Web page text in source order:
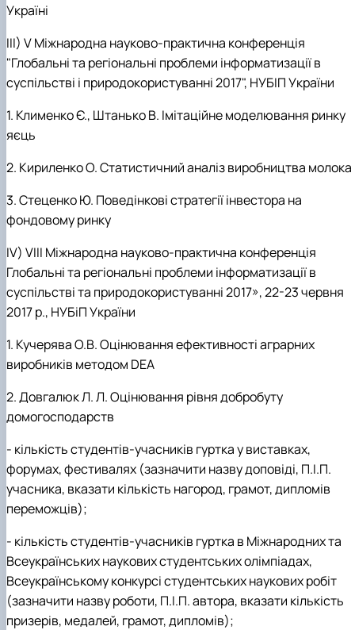
Україні
ІІІ) V Міжнародна науково-практична конференція
"Глобальні та регіональні проблеми інформатизації в
суспільстві і природокористуванні 2017", НУБІП України
1. Клименко Є., Штанько В. Імітаційне моделювання ринку
яєць
2. Кириленко О. Статистичний аналіз виробництва молока
3. Стеценко Ю. Поведінкові стратегії інвестора на
фондовому ринку
ІV) VІІІ Міжнародна науково-практична конференція
Глобальні та регіональні проблеми інформатизації в
суспільстві та природокористуванні 2017», 22-23 червня
2017 р., НУБіП України
1. Кучерява О.В. Оцінювання ефективності аграрних
виробників методом DEA
2. Довгалюк Л. Л. Оцінювання рівня добробуту
домогосподарств
- кількість студентів-учасників гуртка у виставках,
форумах, фестивалях (зазначити назву доповіді, П.І.П.
учасника, вказати кількість нагород, грамот, дипломів
переможців);
- кількість студентів-учасників гуртка в Міжнародних та
Всеукраїнських наукових студентських олімпіадах,
Всеукраїнському конкурсі студентських наукових робіт
(зазначити назву роботи, П.І.П. автора, вказати кількість
призерів, медалей, грамот, дипломів);